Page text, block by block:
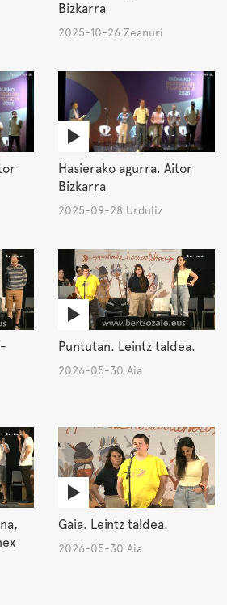
Bizkarra
2025-10-26 Zeanuri
Hasierako agurra. Aitor
Bizkarra
2025-09-28 Urduliz
Puntutan. Leintz taldea.
2026-05-30 Aia
Gaia. Leintz taldea.
2026-05-30 Aia